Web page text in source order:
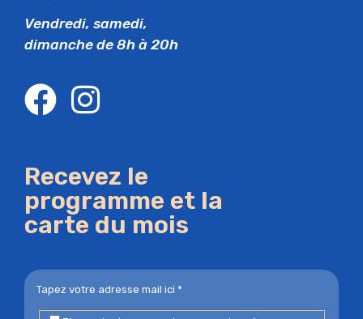
Vendredi, samedi,
dimanche de 8h à 20h
Recevez le
programme et la
carte du mois